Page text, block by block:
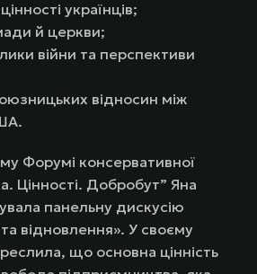
українців;
й церкви;
війни та перспективи
відносин між
Форумі консервативної
Цінності. Добробут” Яна
панельну дискусію
відновлення». У своєму
що основна цінність